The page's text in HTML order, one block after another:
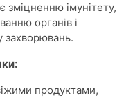
імунітету,
органів і
захворювань.
продуктами,